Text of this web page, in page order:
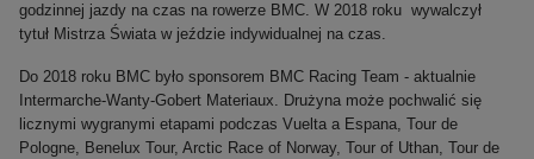
godzinnej jazdy na czas na rowerze BMC. W 2018 roku wywalczył
tytuł Mistrza Świata w jeździe indywidualnej na czas.
Do 2018 roku BMC było sponsorem BMC Racing Team - aktualnie
Intermarche-Wanty-Gobert Materiaux. Drużyna może pochwalić się
licznymi wygranymi etapami podczas Vuelta a Espana, Tour de
Pologne, Benelux Tour, Arctic Race of Norway, Tour of Uthan, Tour de